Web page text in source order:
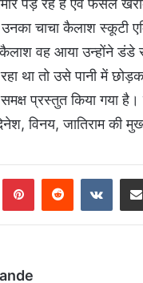
पड़ रहे है एवं फसल
चाचा कैलाश स्कूटी
वह आया उन्होंने डंडे
था तो उसे पानी में
समक्ष प्रस्तुत किया
विनय, जातिराम की